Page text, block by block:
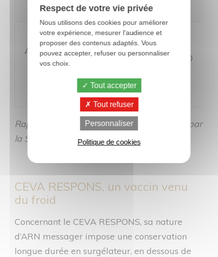
Après
60j
6 à 10 0.7 à 0.9 6 à 10
Rappel sur les tailles d’aiguilles conseillées par
la SNGTV* et par le laboratoire CEVA**
CEVA RESPONS, un vaccin venu
du froid
Concernant le CEVA RESPONS, sa nature
d’ARN messager impose une conservation
longue durée en surgélateur, en dessous de
Respect de votre vie privée
Nous utilisons des cookies pour améliorer
votre expérience, mesurer l'audience et
proposer des contenus adaptés. Vous
pouvez accepter, refuser ou personnaliser
vos choix.
Tout accepter
Tout refuser
Personnaliser
Politique de cookies